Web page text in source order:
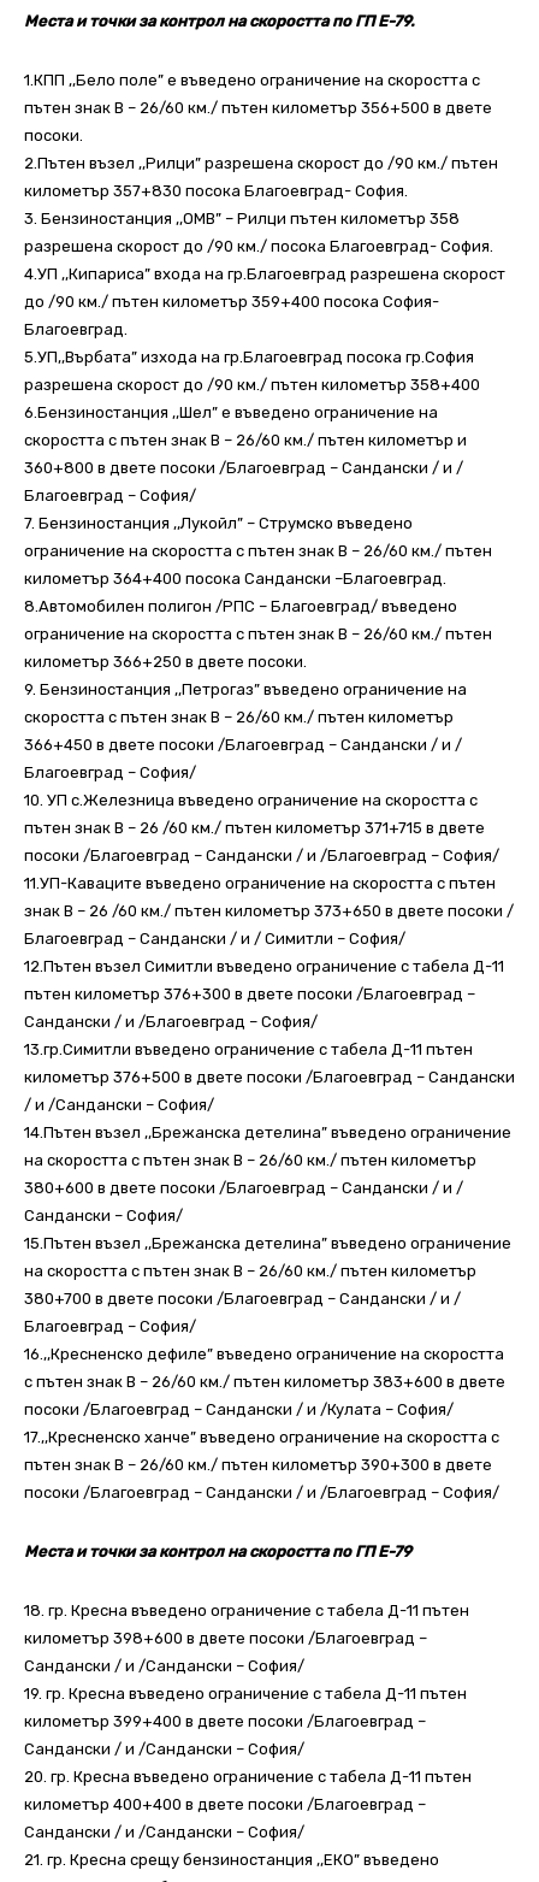
Места и точки за контрол на скоростта по ГП Е-79.
1.КПП ,,Бело поле” е въведено ограничение на скоростта с
пътен знак В – 26/60 км./ пътен километър 356+500 в двете
посоки.
2.Пътен възел ,,Рилци” разрешена скорост до /90 км./ пътен
километър 357+830 посока Благоевград- София.
3. Бензиностанция ,,ОМВ” – Рилци пътен километър 358
разрешена скорост до /90 км./ посока Благоевград- София.
4.УП ,,Кипариса” входа на гр.Благоевград разрешена скорост
до /90 км./ пътен километър 359+400 посока София-
Благоевград.
5.УП,,Върбата” изхода на гр.Благоевград посока гр.София
разрешена скорост до /90 км./ пътен километър 358+400
6.Бензиностанция ,,Шел” е въведено ограничение на
скоростта с пътен знак В – 26/60 км./ пътен километър и
360+800 в двете посоки /Благоевград – Сандански / и /
Благоевград – София/
7. Бензиностанция ,,Лукойл” – Струмско въведено
ограничение на скоростта с пътен знак В – 26/60 км./ пътен
километър 364+400 посока Сандански –Благоевград.
8.Автомобилен полигон /РПС – Благоевград/ въведено
ограничение на скоростта с пътен знак В – 26/60 км./ пътен
километър 366+250 в двете посоки.
9. Бензиностанция ,,Петрогаз” въведено ограничение на
скоростта с пътен знак В – 26/60 км./ пътен километър
366+450 в двете посоки /Благоевград – Сандански / и /
Благоевград – София/
10. УП с.Железница въведено ограничение на скоростта с
пътен знак В – 26 /60 км./ пътен километър 371+715 в двете
посоки /Благоевград – Сандански / и /Благоевград – София/
11.УП-Каваците въведено ограничение на скоростта с пътен
знак В – 26 /60 км./ пътен километър 373+650 в двете посоки /
Благоевград – Сандански / и / Симитли – София/
12.Пътен възел Симитли въведено ограничение с табела Д-11
пътен километър 376+300 в двете посоки /Благоевград –
Сандански / и /Благоевград – София/
13.гр.Симитли въведено ограничение с табела Д-11 пътен
километър 376+500 в двете посоки /Благоевград – Сандански
/ и /Сандански – София/
14.Пътен възел ,,Брежанска детелина” въведено ограничение
на скоростта с пътен знак В – 26/60 км./ пътен километър
380+600 в двете посоки /Благоевград – Сандански / и /
Сандански – София/
15.Пътен възел ,,Брежанска детелина” въведено ограничение
на скоростта с пътен знак В – 26/60 км./ пътен километър
380+700 в двете посоки /Благоевград – Сандански / и /
Благоевград – София/
16.,,Кресненско дефиле” въведено ограничение на скоростта
с пътен знак В – 26/60 км./ пътен километър 383+600 в двете
посоки /Благоевград – Сандански / и /Кулата – София/
17.,,Кресненско ханче” въведено ограничение на скоростта с
пътен знак В – 26/60 км./ пътен километър 390+300 в двете
посоки /Благоевград – Сандански / и /Благоевград – София/
Места и точки за контрол на скоростта по ГП Е-79
18. гр. Кресна въведено ограничение с табела Д-11 пътен
километър 398+600 в двете посоки /Благоевград –
Сандански / и /Сандански – София/
19. гр. Кресна въведено ограничение с табела Д-11 пътен
километър 399+400 в двете посоки /Благоевград –
Сандански / и /Сандански – София/
20. гр. Кресна въведено ограничение с табела Д-11 пътен
километър 400+400 в двете посоки /Благоевград –
Сандански / и /Сандански – София/
21. гр. Кресна срещу бензиностанция ,,ЕКО” въведено